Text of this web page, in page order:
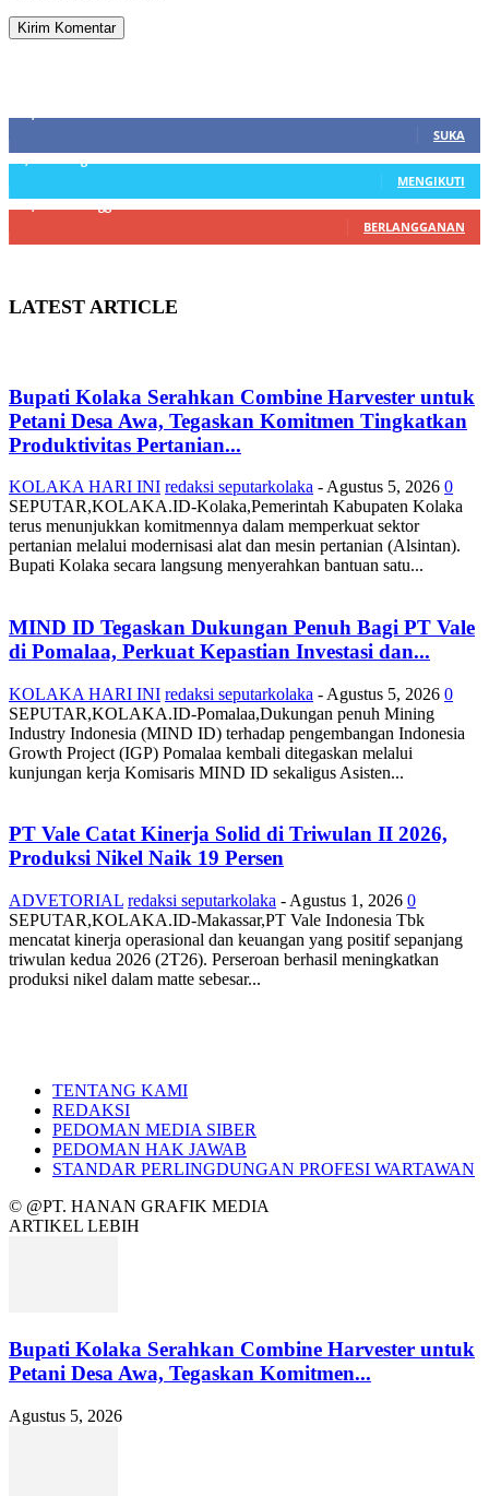
SUKA
MENGIKUTI
BERLANGGANAN
LATEST ARTICLE
Bupati Kolaka Serahkan Combine Harvester untuk
Petani Desa Awa, Tegaskan Komitmen Tingkatkan
Produktivitas Pertanian...
KOLAKA HARI INI redaksi seputarkolaka - Agustus 5, 2026 0
SEPUTAR,KOLAKA.ID-Kolaka,Pemerintah Kabupaten Kolaka
terus menunjukkan komitmennya dalam memperkuat sektor
pertanian melalui modernisasi alat dan mesin pertanian (Alsintan).
Bupati Kolaka secara langsung menyerahkan bantuan satu...
MIND ID Tegaskan Dukungan Penuh Bagi PT Vale
di Pomalaa, Perkuat Kepastian Investasi dan...
KOLAKA HARI INI redaksi seputarkolaka - Agustus 5, 2026 0
SEPUTAR,KOLAKA.ID-Pomalaa,Dukungan penuh Mining
Industry Indonesia (MIND ID) terhadap pengembangan Indonesia
Growth Project (IGP) Pomalaa kembali ditegaskan melalui
kunjungan kerja Komisaris MIND ID sekaligus Asisten...
PT Vale Catat Kinerja Solid di Triwulan II 2026,
Produksi Nikel Naik 19 Persen
ADVETORIAL redaksi seputarkolaka - Agustus 1, 2026 0
SEPUTAR,KOLAKA.ID-Makassar,PT Vale Indonesia Tbk
mencatat kinerja operasional dan keuangan yang positif sepanjang
triwulan kedua 2026 (2T26). Perseroan berhasil meningkatkan
produksi nikel dalam matte sebesar...
TENTANG KAMI
REDAKSI
PEDOMAN MEDIA SIBER
PEDOMAN HAK JAWAB
STANDAR PERLINGDUNGAN PROFESI WARTAWAN
© @PT. HANAN GRAFIK MEDIA
ARTIKEL LEBIH
Bupati Kolaka Serahkan Combine Harvester untuk
Petani Desa Awa, Tegaskan Komitmen...
Agustus 5, 2026